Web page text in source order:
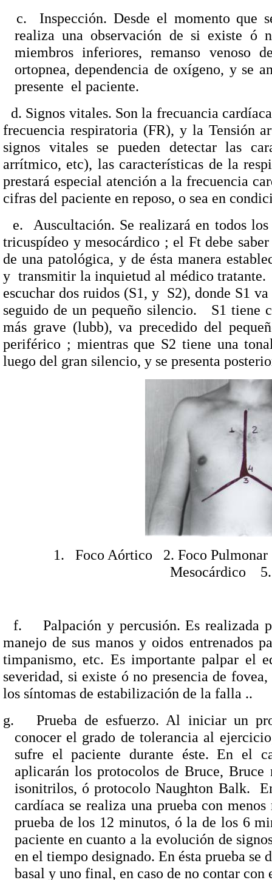
c.
Inspección. Desde el momento que
realiza una observación de si existe ó
miembros inferiores, remanso venoso
ortopnea, dependencia de oxígeno, y se
presente el paciente.
d. Signos vitales. Son la frecuancia
frecuencia respiratoria (FR), y la Tensión
signos vitales se pueden detectar las
arrítmico, etc), las características de la
prestará especial atención a la frecuencia
cifras del paciente en reposo, o sea en
e.
Auscultación. Se realizará en todos
tricuspídeo y mesocárdico ; el Ft debe
de una patológica, y de ésta manera
y transmitir la inquietud al médico tratante.
escuchar dos ruidos (S1, y S2), donde S1 va
seguido de un pequeño silencio.
S1 tiene
más grave (lubb), va precedido del
periférico ; mientras que S2 tiene una
luego del gran silencio, y se presenta
1. Foco Aórtico
2. Foco Pulmonar
Mesocárdico
f.
Palpación y percusión. Es realizada
manejo de sus manos y oidos entrenados
timpanismo, etc. Es importante palpar el
severidad, si existe ó no presencia de
los síntomas de estabilización de la falla ..
g.
Prueba de esfuerzo. Al iniciar un
conocer el grado de tolerancia al
sufre el paciente durante éste. En el
aplicarán los protocolos de Bruce,
isonitrilos, ó protocolo Naughton Balk.
cardíaca se realiza una prueba con
prueba de los 12 minutos, ó la de los 6
paciente en cuanto a la evolución de
en el tiempo designado. En ésta prueba
basal y uno final, en caso de no contar